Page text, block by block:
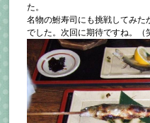
た。
名物の鮒寿司にも挑戦してみ
でした。次回に期待ですね。（